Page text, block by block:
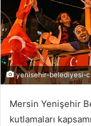
yenisehir-belediyesi-
Mersin Yenişehir
kutlamaları